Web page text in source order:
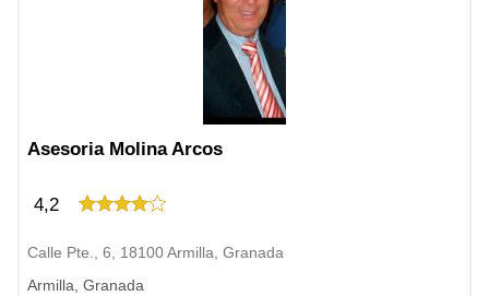
Asesoria Molina Arcos
4,2
Calle Pte., 6, 18100 Armilla, Granada
Armilla, Granada